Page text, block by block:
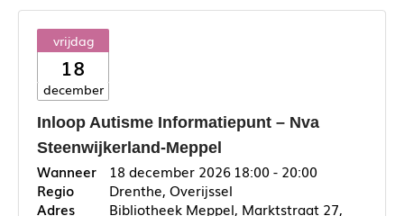
vrijdag
18
december
Inloop Autisme Informatiepunt – Nva
Steenwijkerland-Meppel
18 december 2026 18:00 - 20:00
Drenthe, Overijssel
Bibliotheek Meppel, Marktstraat 27,